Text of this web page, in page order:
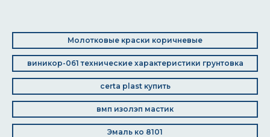
Молотковые краски коричневые
виникор-061 технические характеристики грунтовка
certa plast купить
вмп изолэп мастик
Эмаль ко 8101